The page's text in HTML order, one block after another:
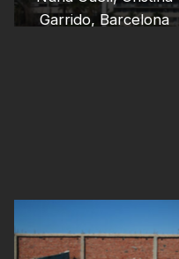
Garrido, Barcelona